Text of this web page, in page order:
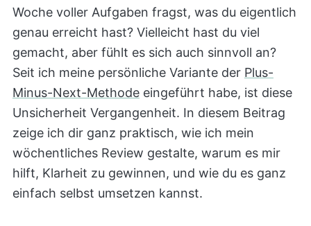
Woche voller Aufgaben fragst, was du eigentlich
genau erreicht hast? Vielleicht hast du viel
gemacht, aber fühlt es sich auch sinnvoll an?
Seit ich meine persönliche Variante der Plus-
Minus-Next-Methodeeingeführt habe, ist diese
Unsicherheit Vergangenheit. In diesem Beitrag
zeige ich dir ganz praktisch, wie ich mein
wöchentliches Review gestalte, warum es mir
hilft, Klarheit zu gewinnen, und wie du es ganz
einfach selbst umsetzen kannst.